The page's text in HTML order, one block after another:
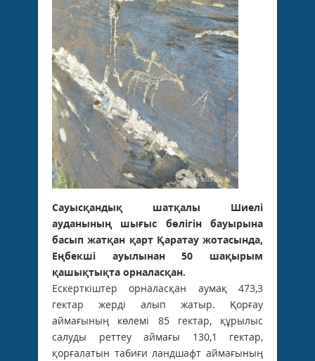
Сауысқандық шатқалы Шиелі
ауданының шығыс бөлігін бауырына
басып жатқан қарт Қаратау жотасында,
Еңбекші ауылынан 50 шақырым
қашықтықта орналасқан.
Ескерткіштер орналасқан аумақ 473,3
гектар жерді алып жатыр. Қорғау
аймағының көлемі 85 гектар, құрылыс
салуды реттеу аймағы 130,1 гектар,
қорғалатын табиғи ландшафт аймағының